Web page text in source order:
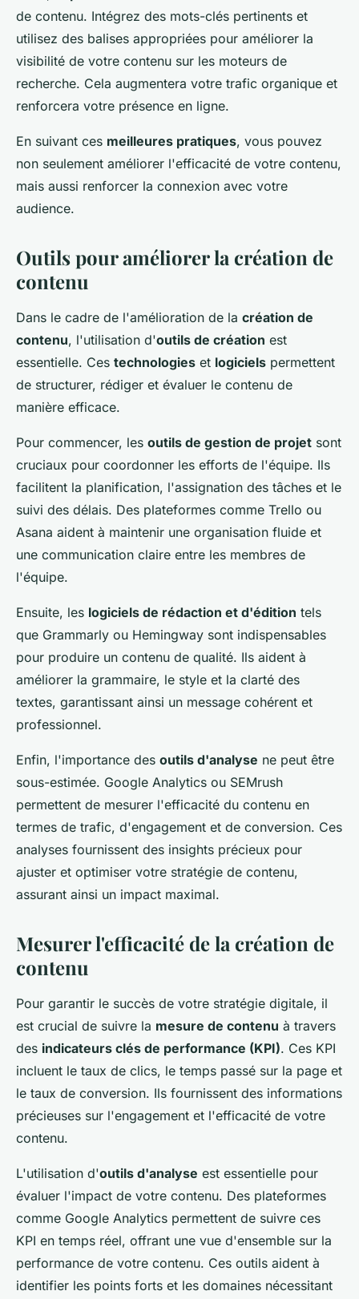
de contenu. Intégrez des mots-clés pertinents et
utilisez des balises appropriées pour améliorer la
visibilité de votre contenu sur les moteurs de
recherche. Cela augmentera votre trafic organique et
renforcera votre présence en ligne.
En suivant ces meilleures pratiques, vous pouvez
non seulement améliorer l'efficacité de votre contenu,
mais aussi renforcer la connexion avec votre
audience.
Outils pour améliorer la création de
contenu
Dans le cadre de l'amélioration de la création de
contenu, l'utilisation d'outils de création est
essentielle. Ces technologies et logiciels permettent
de structurer, rédiger et évaluer le contenu de
manière efficace.
Pour commencer, les outils de gestion de projet sont
cruciaux pour coordonner les efforts de l'équipe. Ils
facilitent la planification, l'assignation des tâches et le
suivi des délais. Des plateformes comme Trello ou
Asana aident à maintenir une organisation fluide et
une communication claire entre les membres de
l'équipe.
Ensuite, les logiciels de rédaction et d'édition tels
que Grammarly ou Hemingway sont indispensables
pour produire un contenu de qualité. Ils aident à
améliorer la grammaire, le style et la clarté des
textes, garantissant ainsi un message cohérent et
professionnel.
Enfin, l'importance des outils d'analyse ne peut être
sous-estimée. Google Analytics ou SEMrush
permettent de mesurer l'efficacité du contenu en
termes de trafic, d'engagement et de conversion. Ces
analyses fournissent des insights précieux pour
ajuster et optimiser votre stratégie de contenu,
assurant ainsi un impact maximal.
Mesurer l'efficacité de la création de
contenu
Pour garantir le succès de votre stratégie digitale, il
est crucial de suivre la mesure de contenu à travers
des indicateurs clés de performance (KPI). Ces KPI
incluent le taux de clics, le temps passé sur la page et
le taux de conversion. Ils fournissent des informations
précieuses sur l'engagement et l'efficacité de votre
contenu.
L'utilisation d'outils d'analyse est essentielle pour
évaluer l'impact de votre contenu. Des plateformes
comme Google Analytics permettent de suivre ces
KPI en temps réel, offrant une vue d'ensemble sur la
performance de votre contenu. Ces outils aident à
identifier les points forts et les domaines nécessitant